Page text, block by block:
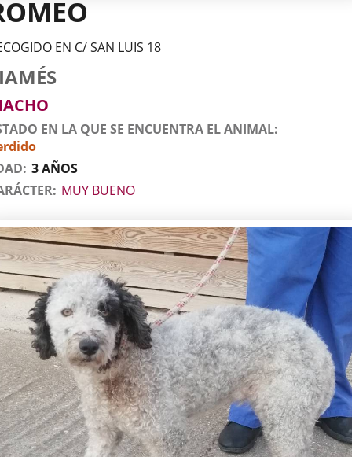
EN C/ SAN LUIS 18
EN LA QUE SE ENCUENTRA EL ANIMAL
3 AÑOS
MUY BUENO